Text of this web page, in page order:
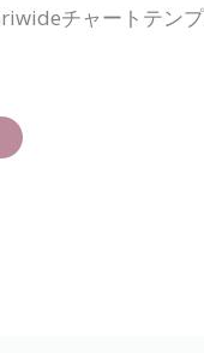
チャートテン